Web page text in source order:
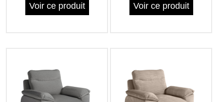
Voir ce produit
Voir ce produit